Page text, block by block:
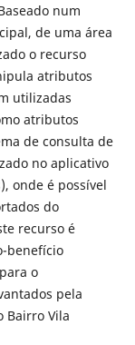
num
de uma área
o recurso
atributos
utilizadas
atributos
de consulta de
no aplicativo
onde é possível
do
recurso é
benefício
o
pela
Bairro Vila